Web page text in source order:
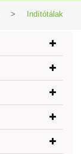
> Indítótálak